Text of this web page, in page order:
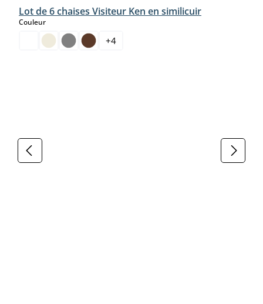
Lot de 6 chaises Visiteur Ken en similicuir
Couleurselect
+4